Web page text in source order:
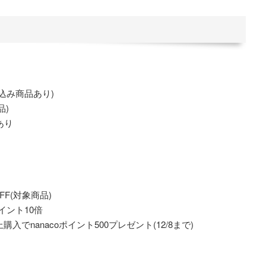
み商品あり)
)
り
対象商品)
ント10倍
入でnanacoポイント500プレゼント(12/8まで)